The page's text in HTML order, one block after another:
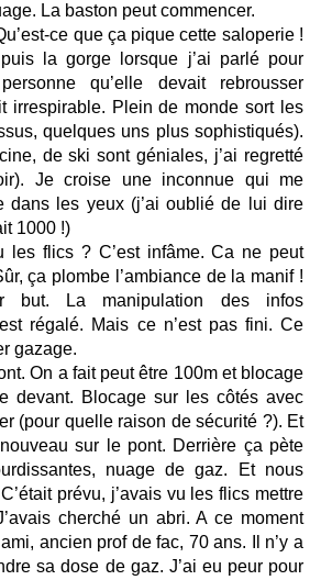
La baston peut commencer.
ce que ça pique cette saloperie !
la gorge lorsque j’ai parlé pour
qu’elle devait rebrousser
irrespirable. Plein de monde sort les
quelques uns plus sophistiqués).
de ski sont géniales, j’ai regretté
Je croise une inconnue qui me
dans les yeux (j’ai oublié de lui dire
1000 !)
les flics ? C’est infâme. Ca ne peut
ça plombe l’ambiance de la manif !
but. La manipulation des infos
régalé. Mais ce n’est pas fini. Ce
gazage.
On a fait peut être 100m et blocage
devant. Blocage sur les côtés avec
(pour quelle raison de sécurité ?). Et
sur le pont. Derrière ça pète
nuage de gaz. Et nous
prévu, j’avais vu les flics mettre
cherché un abri. A ce moment
ancien prof de fac, 70 ans. Il n’y a
sa dose de gaz. J’ai eu peur pour